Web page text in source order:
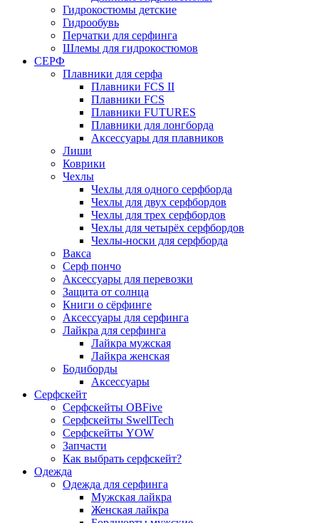
Гидрокостюмы детские
Гидрообувь
Перчатки для серфинга
Шлемы для гидрокостюмов
СЕРФ
Плавники для серфа
Плавники FCS II
Плавники FCS
Плавники FUTURES
Плавники для лонгборда
Аксессуары для плавников
Лиши
Коврики
Чехлы
Чехлы для одного серфборда
Чехлы для двух серфбордов
Чехлы для трех серфбордов
Чехлы для четырёх серфбордов
Чехлы-носки для серфборда
Вакса
Серф пончо
Аксессуары для перевозки
Защита от солнца
Книги о сёрфинге
Аксессуары для серфинга
Лайкра для серфинга
Лайкра мужская
Лайкра женская
Бодиборды
Аксессуары
Серфскейт
Серфскейты OBFive
Серфскейты SwellTech
Серфскейты YOW
Запчасти
Как выбрать серфскейт?
Одежда
Одежда для серфинга
Мужская лайкра
Женская лайкра